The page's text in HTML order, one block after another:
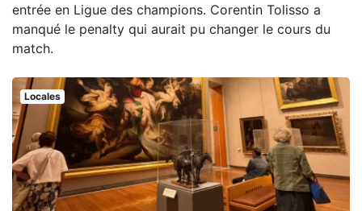
entrée en Ligue des champions. Corentin Tolisso a
manqué le penalty qui aurait pu changer le cours du
match.
Locales